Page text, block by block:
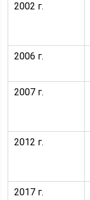
2002 г.
2006 г.
2007 г.
2012 г.
2017 г.